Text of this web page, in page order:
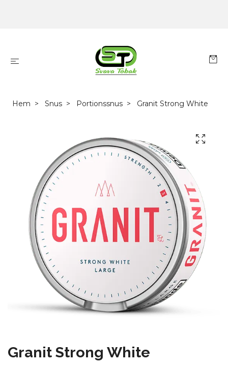
Hem Snus Portionssnus Granit Strong White
Granit Strong White